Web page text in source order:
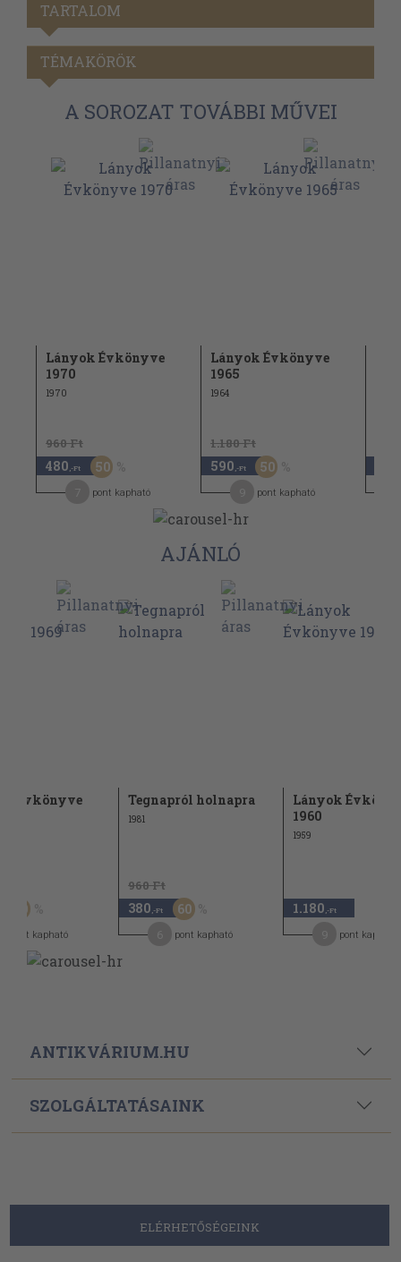
TARTALOM
TÉMAKÖRÖK
A SOROZAT TOVÁBBI MŰVEI
Lányok Évkönyve
1970
1970
960 Ft
480 ,-Ft 50
pont kapható
Lányok Évkönyve
1965
1964
1.180 Ft
590 ,-Ft 50
pont kapható
AJÁNLÓ
Évkönyve
50
pont kapható
Tegnapról holnapra
1981
960 Ft
380 ,-Ft 60
pont kapható
Lányok
1960
1959
1.180 ,-Ft
pont kapható
ANTIKVÁRIUM.HU
SZOLGÁLTATÁSAINK
ELÉRHETŐSÉGEINK